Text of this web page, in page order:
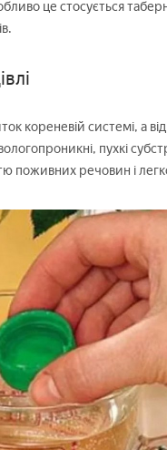
це стосується
кореневій системі, а
пухкі
поживних речовин і